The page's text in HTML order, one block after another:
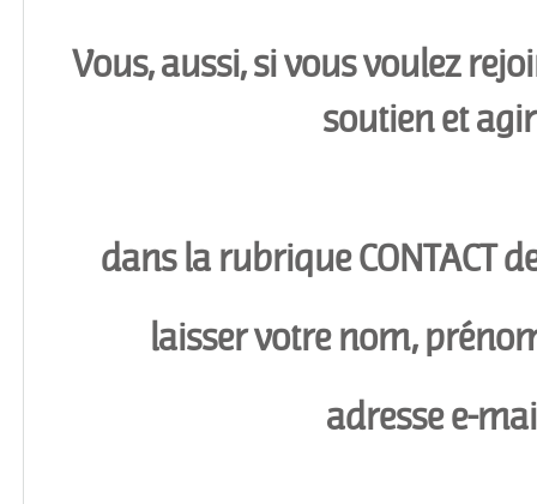
Vous, aussi, si vous voulez
soutien et
dans la rubrique CONTACT
laisser votre nom,
adresse e-